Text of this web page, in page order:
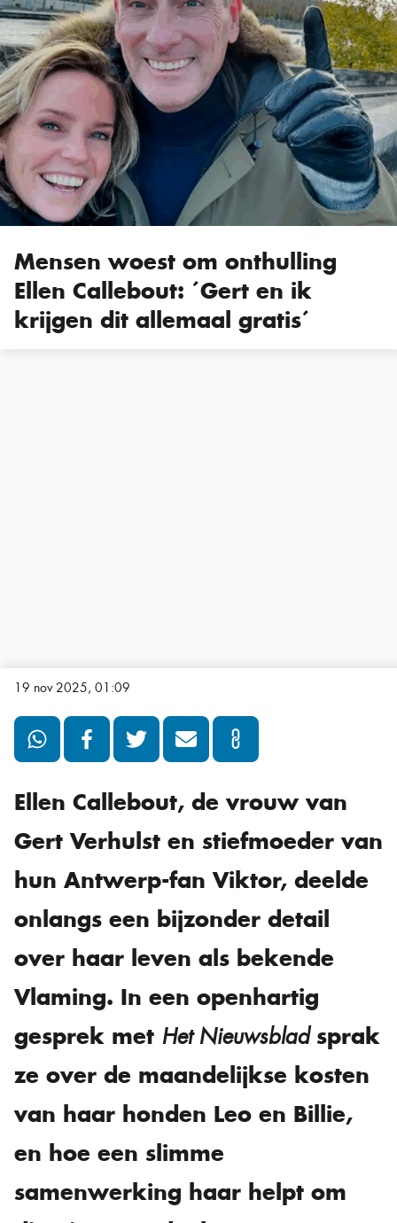
Mensen woest om onthulling
Ellen Callebout: ´Gert en ik
krijgen dit allemaal gratis´
19 nov 2025, 01:09
Ellen Callebout, de vrouw van
Gert Verhulst en stiefmoeder van
hun Antwerp-fan Viktor, deelde
onlangs een bijzonder detail
over haar leven als bekende
Vlaming. In een openhartig
gesprek met Het Nieuwsbladsprak
ze over de maandelijkse kosten
van haar honden Leo en Billie,
en hoe een slimme
samenwerking haar helpt om